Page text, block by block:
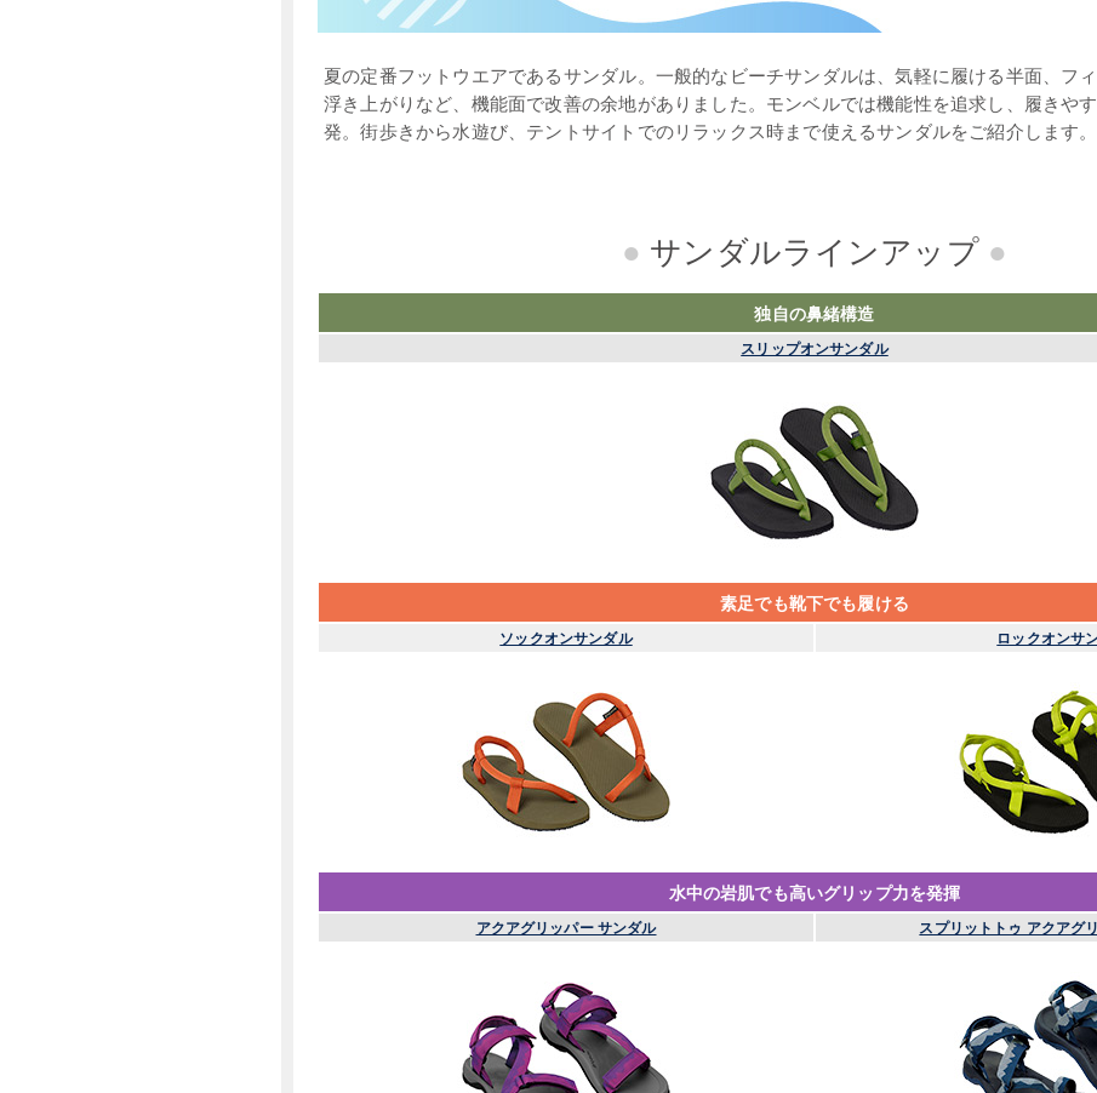
夏の定番フットウエアであるサンダル。一般的なビーチサンダルは、気軽に履ける半面、フ
浮き上がりなど、機能面で改善の余地がありました。モンベルでは機能性を追求し、履きや
発。街歩きから水遊び、テントサイトでのリラックス時まで使えるサンダルをご紹介します。
● サンダルラインアップ●
独自の鼻緒構造
スリップオンサンダル
素足でも靴下でも履ける
ソックオンサンダル ロックオンサ
水中の岩肌でも高いグリップ力を発揮
アクアグリッパー サンダル スプリットトゥ アクアグ